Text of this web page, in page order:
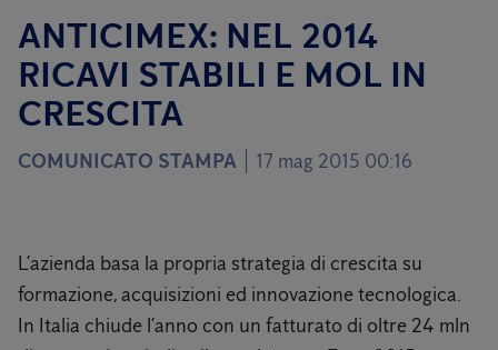
ANTICIMEX: NEL 2014
RICAVI STABILI E MOL IN
CRESCITA
COMUNICATO STAMPA 17 mag 2015 00:16
L’azienda basa la propria strategia di crescita su
formazione, acquisizioni ed innovazione tecnologica.
In Italia chiude l’anno con un fatturato di oltre 24 mln